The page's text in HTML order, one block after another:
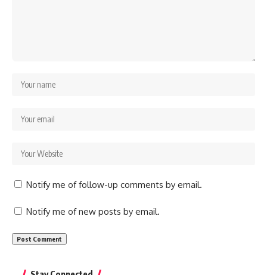
Notify me of follow-up comments by email.
Notify me of new posts by email.